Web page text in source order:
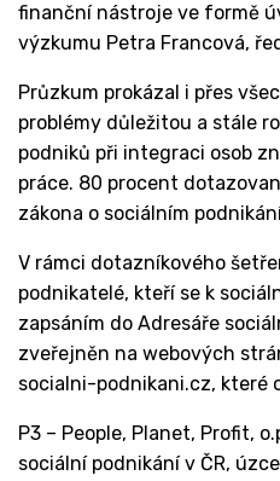
finanční nástroje ve formě
výzkumu Petra Francová,
Průzkum prokázal i přes
problémy důležitou a stále
podniků při integraci osob
práce. 80 procent
zákona o sociálním
V rámci dotazníkového
podnikatelé, kteří se k
zapsáním do Adresáře
zveřejněn na webových
socialni-podnikani.cz, které
P3 – People, Planet, Profit,
sociální podnikání v ČR,